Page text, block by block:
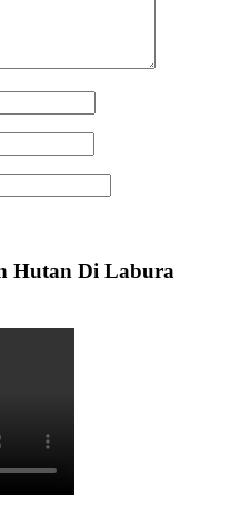
Hutan Di Labura